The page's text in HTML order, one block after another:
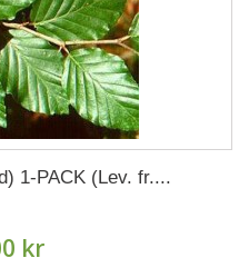
1-PACK (Lev. fr....
kr